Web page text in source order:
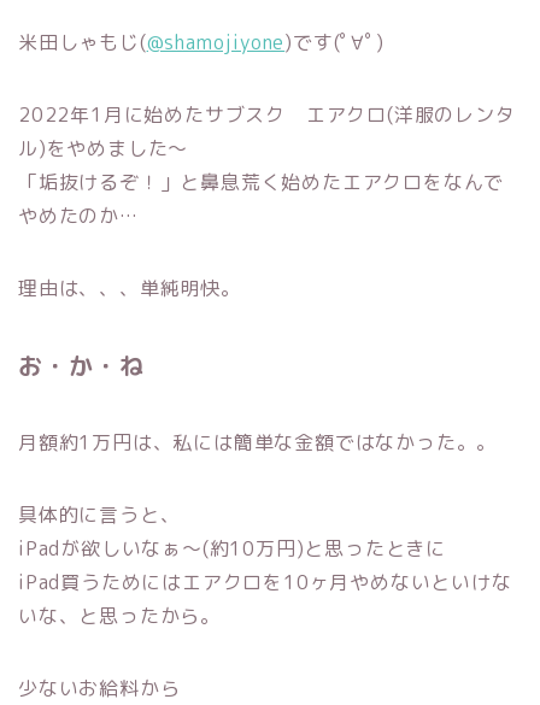
米田しゃもじ(@shamojiyone)です(ﾟ∀ﾟ)
2022年1月に始めたサブスク エアクロ(洋服のレンタ
ル)をやめました～
「垢抜けるぞ！」と鼻息荒く始めたエアクロをなんで
やめたのか…
理由は、、、単純明快。
お・か・ね
月額約1万円は、私には簡単な金額ではなかった。。
具体的に言うと、
iPadが欲しいなぁ～(約10万円)と思ったときに
iPad買うためにはエアクロを10ヶ月やめないといけな
いな、と思ったから。
少ないお給料から